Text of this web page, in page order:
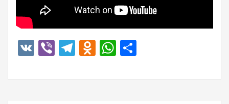
VK ViberTelegram
Odnoklassniki
WhatsApp